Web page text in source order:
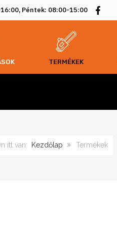
Péntek: 08:00-15:00
TERMÉKEK
itt van: Kezdőlap Termékek